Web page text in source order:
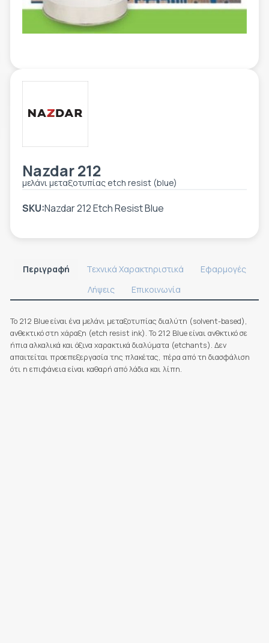
ΕΡΓΑΛΕΊΑ - ΑΞΕΣΟΥΆΡ
ΚΑΤΑ ΠΑΡΑΓΓΕΛΊΑ
ΕΤΙΚΈΤΑ - ΕΎΚΑΜΠΤΗ ΣΥΣΚΕΥΑΣΊΑ
ΤΕΧΝΙΚΆ ΣΧΈΔΙΑ
Nazdar 212
μελάνι μεταξοτυπίας etch resist (blue)
SKU:Nazdar 212 Etch Resist Blue
Περιγραφή
Τεχνικά Χαρακτηριστικά
Λήψεις
Επικοινωνία
Εφαρμογές
Το 212 Blue είναι ένα μελάνι μεταξοτυπίας διαλύτη (solvent-based),
ανθεκτικό στη χάραξη (etch resist ink). Το 212 Blue είναι ανθκτικό σε
ήπια αλκαλικά και όξινα χαρακτικά διαλύματα (etchants). Δεν
απαιτείται προεπεξεργασία της πλακέτας, πέρα από τη διασφάλιση
ότι η επιφάνεια είναι καθαρή από λάδια και λίπη.